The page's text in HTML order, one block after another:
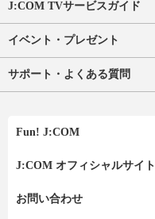
J:COM TVサービスガイド
イベント・プレゼント
サポート・よくある質問
Fun! J:COM
J:COM オフィシャルサイト
お問い合わせ